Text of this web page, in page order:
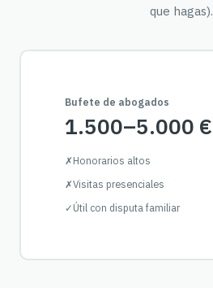
que hagas).
Bufete de abogados
1.500–5.000 €
✗Honorarios altos
✗Visitas presenciales
✓Útil con disputa familiar